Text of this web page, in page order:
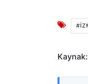
Kaynak: